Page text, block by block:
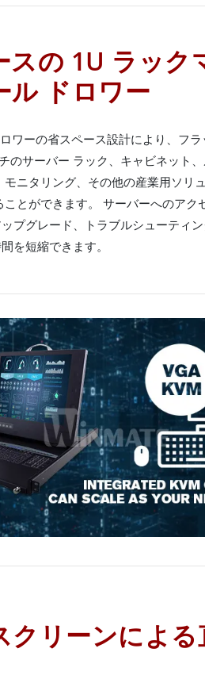
スの 1U ラック
ル ドロワー
ワーの省スペース設計により、フ
のサーバー ラック、キャビネット
モニタリング、その他の産業用ソリ
とができます。 サーバーへのアク
プグレード、トラブルシューティ
を短縮できます。
クリーンによる